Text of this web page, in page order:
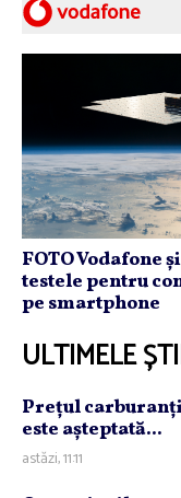
FOTO Vodafone
testele pentru
pe smartphone
ULTIMELE
Preţul
este aşteptată...
astăzi, 11:11